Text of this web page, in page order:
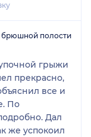
брюшной полости
грыжи
прекрасно,
все и
По
Дал
же успокоил